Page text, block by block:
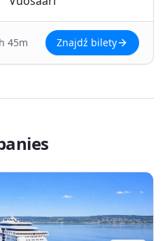
45m Znajdź bilety